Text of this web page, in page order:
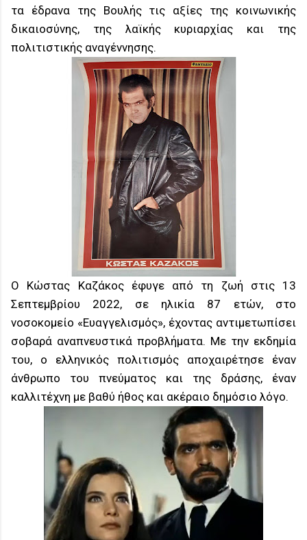
τα έδρανα της Βουλής τις αξίες της κοινωνικής
δικαιοσύνης, της λαϊκής κυριαρχίας και της
πολιτιστικής αναγέννησης.
Ο Κώστας Καζάκος έφυγε από τη ζωή στις 13
Σεπτεμβρίου 2022, σε ηλικία 87 ετών, στο
νοσοκομείο «Ευαγγελισμός», έχοντας αντιμετωπίσει
σοβαρά αναπνευστικά προβλήματα. Με την εκδημία
του, ο ελληνικός πολιτισμός αποχαιρέτησε έναν
άνθρωπο του πνεύματος και της δράσης, έναν
καλλιτέχνη με βαθύ ήθος και ακέραιο δημόσιο λόγο.